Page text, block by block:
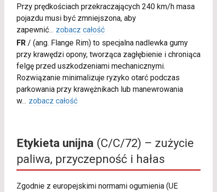
Przy prędkościach przekraczających 240 km/h masa
pojazdu musi być zmniejszona, aby
zapewnić... zobacz całość
FR/ (ang. Flange Rim) to specjalna nadlewka gumy
przy krawędzi opony, tworząca zagłębienie i chroniąca
felgę przed uszkodzeniami mechanicznymi.
Rozwiązanie minimalizuje ryzyko otarć podczas
parkowania przy krawężnikach lub manewrowania
w... zobacz całość
Etykieta unijna(C/C/72) – zużycie
paliwa, przyczepność i hałas
Zgodnie z europejskimi normami ogumienia (UE